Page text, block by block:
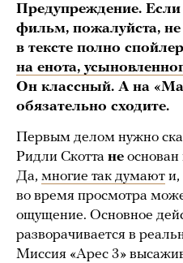
Предупреждение.
фильм, пожалуйста,
в тексте полно
на енота,
Он классный. А на
обязательно сходите.
Первым делом нужно
Ридли Скотта не
Да, многие так думают и,
во время просмотра
ощущение. Основное
разворачивается в
Миссия «Арес 3»